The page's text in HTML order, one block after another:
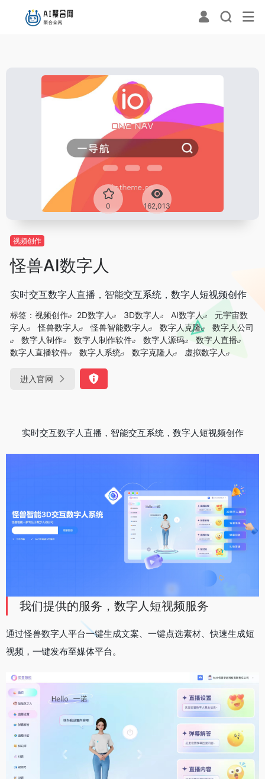
0 162,013
视频创作
怪兽AI数字人
实时交互数字人直播，智能交互系统，数字人短视频创作
标签： 视频创作 2D数字人 3D数字人 AI数字人
元宇宙数
字人
怪兽数字人 怪兽智能数字人 数字人克隆
数字人公司
数字人制作
数字人制作软件 数字人源码
数字人直播
数字人直播软件
数字人系统 数字克隆人 虚拟数字人
进入官网
实时交互数字人直播，智能交互系统，数字人短视频创作
我们提供的服务，数字人短视频服务
通过怪兽数字人平台一键生成文案、一键点选素材、快速生成短
视频，一键发布至媒体平台。